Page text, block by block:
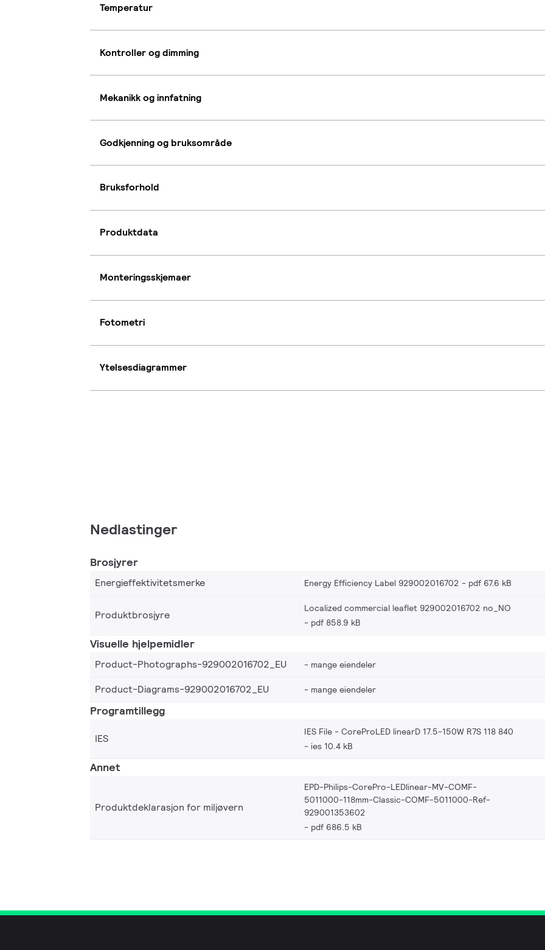
Temperatur
Kontroller og dimming
Mekanikk og innfatning
Godkjenning og bruksområde
Bruksforhold
Produktdata
Monteringsskjemaer
Fotometri
Ytelsesdiagrammer
Nedlastinger
Brosjyrer
Energieffektivitetsmerke Energy Efficiency Label 929002016702 pdf 67.6 kB
Produktbrosjyre
Localized commercial leaflet 929002016702 no_NO
pdf 858.9 kB
Visuelle hjelpemidler
Product-Photographs-929002016702_EU mange eiendeler
Product-Diagrams-929002016702_EU mange eiendeler
Programtillegg
IES
IES File - CoreProLED linearD 17.5-150W R7S 118 840
ies 10.4 kB
Annet
Produktdeklarasjon for miljøvern
EPD-Philips-CorePro-LEDlinear-MV-COMF-
5011000-118mm-Classic-COMF-5011000-Ref-
929001353602
pdf 686.5 kB